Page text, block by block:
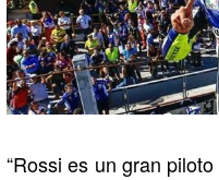
“Rossi es un gran